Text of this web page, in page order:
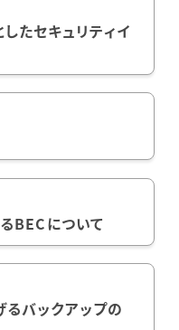
たセキュリティイ
BECについて
バックアップの